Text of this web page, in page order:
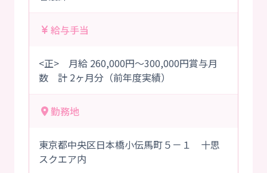
給与手当
<正> 月給 260,000円～300,000円賞与月
数 計 2ヶ月分（前年度実績）
勤務地
東京都中央区日本橋小伝馬町５－１ 十思
スクエア内